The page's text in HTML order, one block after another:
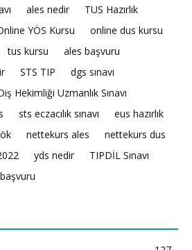
ales nedir
TUS Hazırlık
YÖS Kursu
online dus kursu
tus kursu
ales başvuru
STS TIP
dgs sınavı
Hekimliği Uzmanlık Sınavı
sts eczacılık sınavı
eus hazırlık
nettekurs ales
nettekurs dus
yds nedir
TIPDİL Sınavı